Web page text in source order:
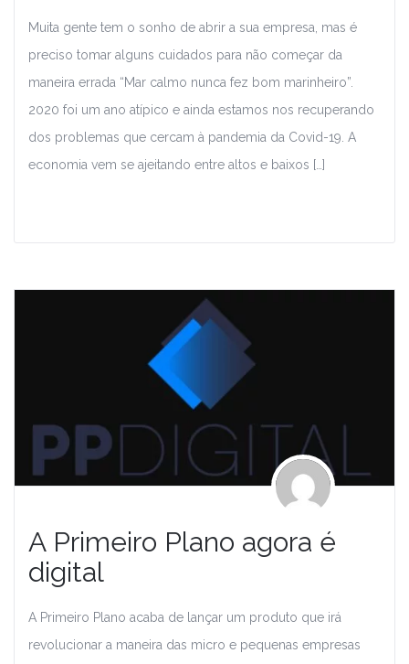
Muita gente tem o sonho de abrir a sua empresa, mas é
preciso tomar alguns cuidados para não começar da
maneira errada “Mar calmo nunca fez bom marinheiro”.
2020 foi um ano atípico e ainda estamos nos recuperando
dos problemas que cercam à pandemia da Covid-19. A
economia vem se ajeitando entre altos e baixos […]
A Primeiro Plano agora é
digital
A Primeiro Plano acaba de lançar um produto que irá
revolucionar a maneira das micro e pequenas empresas